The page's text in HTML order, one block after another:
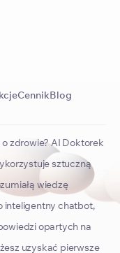
CennikBlog
zdrowie? AI Doktorek
sztuczną
wiedzę
inteligentny chatbot,
opartych na
uzyskać pierwsze